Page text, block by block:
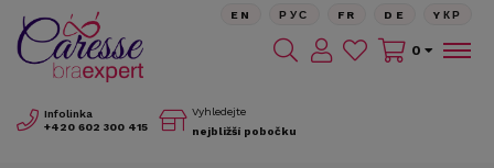
Infolinka
+420 602 300 415
Vyhledejte
nejbližší pobočku
EN РУС FR DE YКР
0